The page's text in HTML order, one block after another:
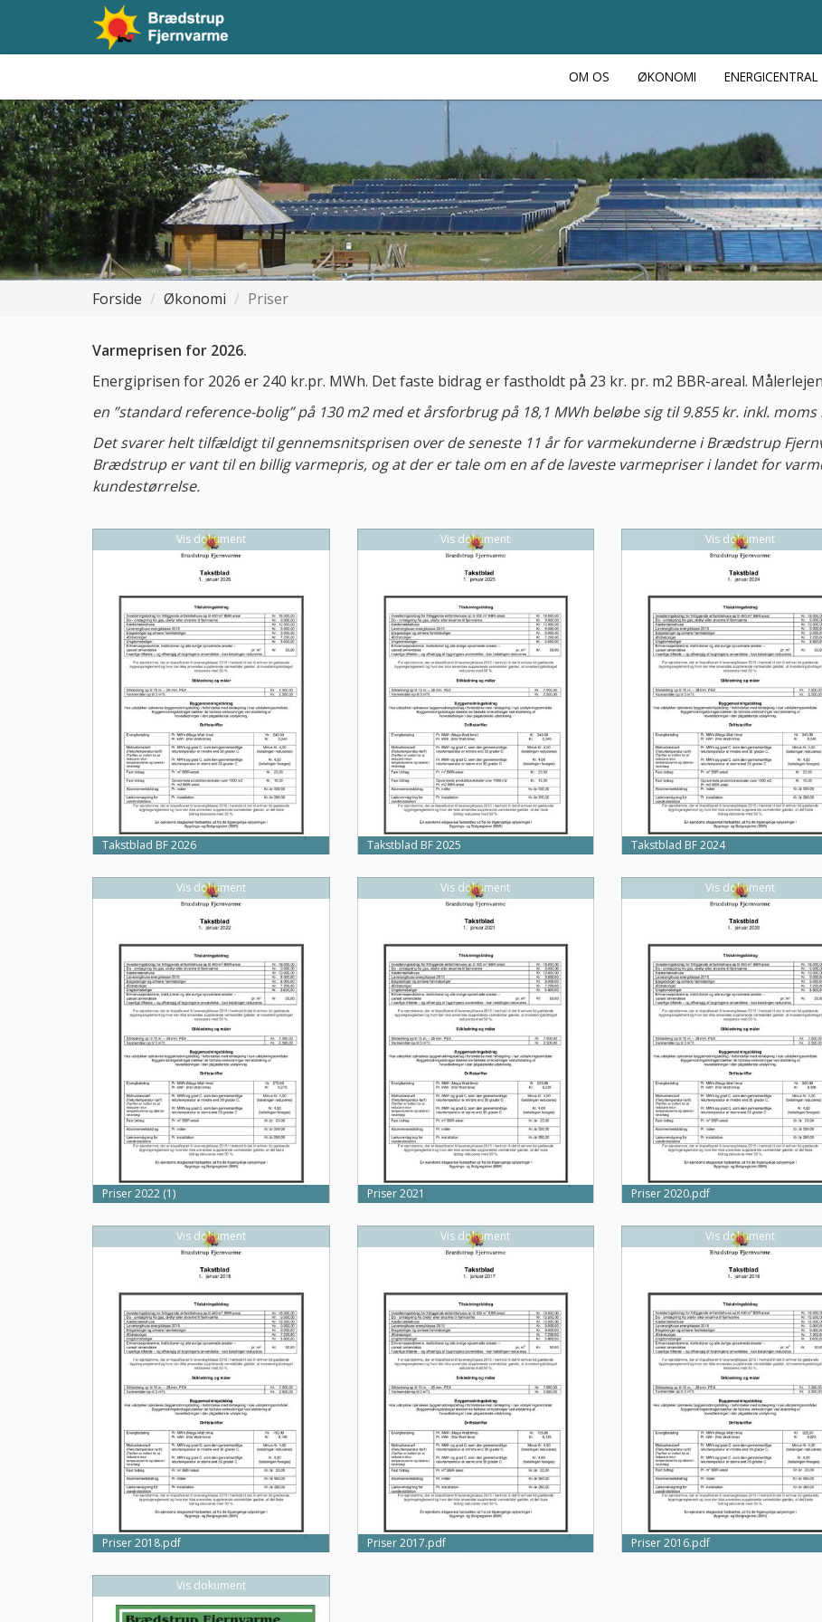
OM OS ØKONOMI ENERGICENTRAL
Forside Økonomi Priser
Varmeprisen for 2026.
Energiprisen for 2026 er 240 kr.pr. MWh. Det faste bidrag er fastholdt på 23 kr. pr. m2 BBR-areal.
en ”standard reference-bolig” på 130 m2 med et årsforbrug på 18,1 MWh beløbe sig til9.855 kr. inkl. moms
Det svarer helt tilfældigt til gennemsnitsprisen over de seneste 11 år for varmekunderne i Brædstrup
Brædstrup er vant til en billig varmepris, og at der er tale om en af de laveste varmepriser i landet for
kundestørrelse.
Vis dokument
Takstblad BF 2026
Vis dokument
Takstblad BF 2025
Vis dokument
Takstblad BF 2024
Vis dokument
Priser 2022 (1)
Vis dokument
Priser 2021
Vis dokument
Priser 2020.pdf
Vis dokument
Priser 2018.pdf
Vis dokument
Priser 2017.pdf
Vis dokument
Priser 2016.pdf
Vis dokument